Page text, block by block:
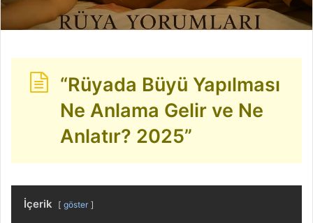
“Rüyada Büyü Yapılması
Ne Anlama Gelir ve Ne
Anlatır? 2025”
İçerik göster